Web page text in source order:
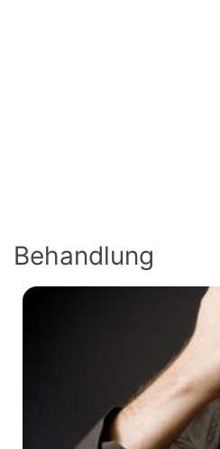
Behandlung